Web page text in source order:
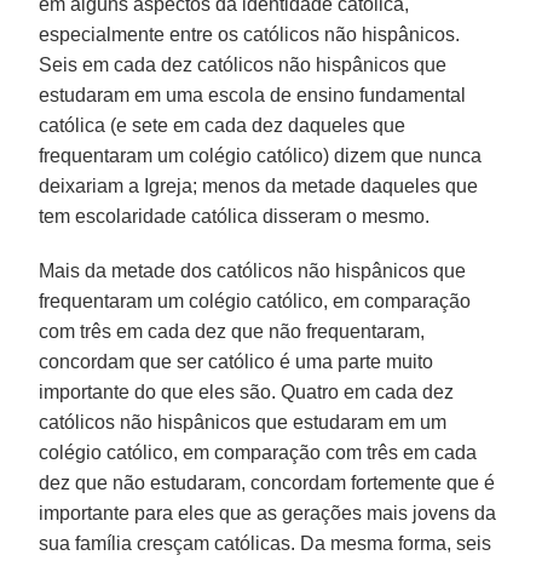
especialmente entre os católicos não hispânicos.
Seis em cada dez católicos não hispânicos que
estudaram em uma escola de ensino fundamental
católica (e sete em cada dez daqueles que
frequentaram um colégio católico) dizem que nunca
deixariam a Igreja; menos da metade daqueles que
tem escolaridade católica disseram o mesmo.
Mais da metade dos católicos não hispânicos que
frequentaram um colégio católico, em comparação
com três em cada dez que não frequentaram,
concordam que ser católico é uma parte muito
importante do que eles são. Quatro em cada dez
católicos não hispânicos que estudaram em um
colégio católico, em comparação com três em cada
dez que não estudaram, concordam fortemente que é
importante para eles que as gerações mais jovens da
sua família cresçam católicas. Da mesma forma, seis